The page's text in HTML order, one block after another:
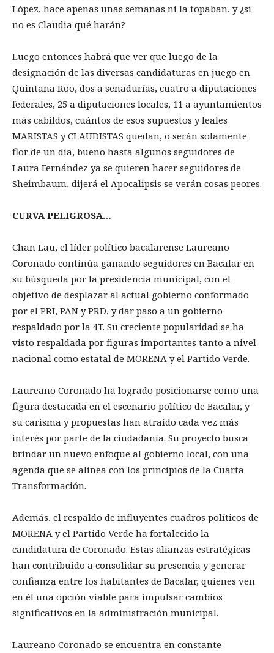
López, hace apenas unas semanas ni la topaban, y ¿si
no es Claudia qué harán?
Luego entonces habrá que ver que luego de la
designación de las diversas candidaturas en juego en
Quintana Roo, dos a senadurías, cuatro a diputaciones
federales, 25 a diputaciones locales, 11 a ayuntamientos
más cabildos, cuántos de esos supuestos y leales
MARISTAS y CLAUDISTAS quedan, o serán solamente
flor de un día, bueno hasta algunos seguidores de
Laura Fernández ya se quieren hacer seguidores de
Sheimbaum, dijerá el Apocalipsis se verán cosas peores.
CURVA PELIGROSA…
Chan Lau, el líder político bacalarense Laureano
Coronado continúa ganando seguidores en Bacalar en
su búsqueda por la presidencia municipal, con el
objetivo de desplazar al actual gobierno conformado
por el PRI, PAN y PRD, y dar paso a un gobierno
respaldado por la 4T. Su creciente popularidad se ha
visto respaldada por figuras importantes tanto a nivel
nacional como estatal de MORENA y el Partido Verde.
Laureano Coronado ha logrado posicionarse como una
figura destacada en el escenario político de Bacalar, y
su carisma y propuestas han atraído cada vez más
interés por parte de la ciudadanía. Su proyecto busca
brindar un nuevo enfoque al gobierno local, con una
agenda que se alinea con los principios de la Cuarta
Transformación.
Además, el respaldo de influyentes cuadros políticos de
MORENA y el Partido Verde ha fortalecido la
candidatura de Coronado. Estas alianzas estratégicas
han contribuido a consolidar su presencia y generar
confianza entre los habitantes de Bacalar, quienes ven
en él una opción viable para impulsar cambios
significativos en la administración municipal.
Laureano Coronado se encuentra en constante